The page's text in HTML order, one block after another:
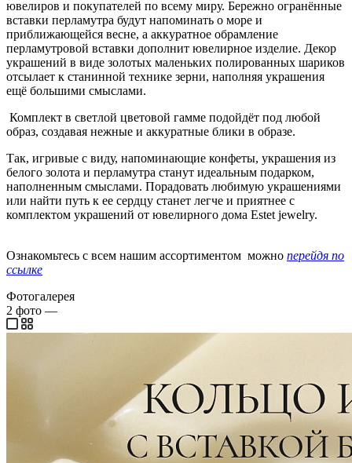
ювелиров и покупателей по всему миру. Бережно огранённые
вставки перламутра будут напоминать о море и
приближающейся весне, а аккуратное обрамление
перламутровой вставки дополнит ювелирное изделие. Декор
украшений в виде золотых маленьких полированных шариков
отсылает к станинной технике зерни, наполняя украшения
ещё большими смыслами.
Комплект в светлой цветовой гамме подойдёт под любой
образ, создавая нежные и аккуратные блики в образе.
Так, игривые с виду, напоминающие конфеты, украшения из
белого золота и перламутра станут идеальным подарком,
наполненным смыслами. Порадовать любимую украшениями
или найти путь к ее сердцу станет легче и приятнее с
комплектом украшений от ювелирного дома Estet jewelry.
Ознакомьтесь с всем нашим ассортиментом можно перейдя по
ссылке
Фотогалерея
2 фото —